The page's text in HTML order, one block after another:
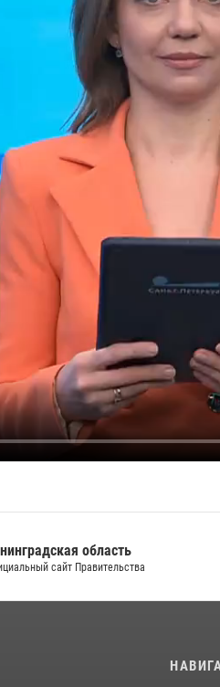
область
Правительства по